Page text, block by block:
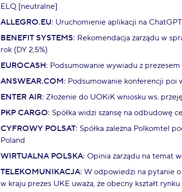
ELQ [neutralne]
ALLEGRO.EU: Uruchomienie aplikacji na ChatGPT
BENEFIT SYSTEMS: Rekomendacja zarządu w
rok (DY 2,5%)
EUROCASH: Podsumowanie wywiadu z prezesem
ANSWEAR.COM: Podsumowanie konferencji poi
ENTER AIR: Złożenie do UOKiK wniosku ws.
PKP CARGO: Spółka widzi szansę na odbudowę
CYFROWY POLSAT: Spółka zależna Polkomtel
Poland
WIRTUALNA POLSKA: Opinia zarządu na temat
TELEKOMUNIKACJA: W odpowiedzi na pytanie
w kraju prezes UKE uważa, że obecny kształt